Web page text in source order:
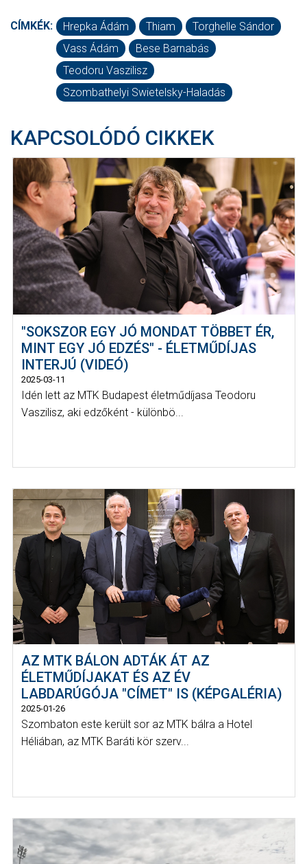
CÍMKÉK: Hrepka Ádám Thiam
Torghelle Sándor
Vass Ádám
Bese Barnabás
Teodoru Vaszilisz
Szombathelyi Swietelsky-Haladás
KAPCSOLÓDÓ CIKKEK
"SOKSZOR EGY JÓ MONDAT TÖBBET ÉR,
MINT EGY JÓ EDZÉS" - ÉLETMŰDÍJAS
INTERJÚ (VIDEÓ)
2025-03-11
Idén lett az MTK Budapest életműdíjasa Teodoru
Vaszilisz, aki edzőként - különbö...
AZ MTK BÁLON ADTÁK ÁT AZ
ÉLETMŰDÍJAKAT ÉS AZ ÉV
LABDARÚGÓJA "CÍMET" IS (KÉPGALÉRIA)
2025-01-26
Szombaton este került sor az MTK bálra a Hotel
Héliában, az MTK Baráti kör szerv...